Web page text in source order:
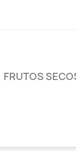
FRUTOS